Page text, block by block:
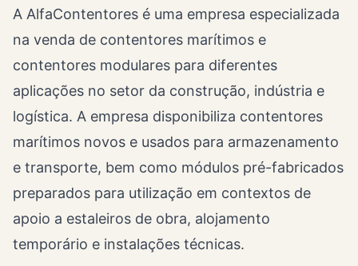
A AlfaContentores é uma empresa especializada
na venda de contentores marítimos e
contentores modulares para diferentes
aplicações no setor da construção, indústria e
logística. A empresa disponibiliza contentores
marítimos novos e usados para armazenamento
e transporte, bem como módulos pré-fabricados
preparados para utilização em contextos de
apoio a estaleiros de obra, alojamento
temporário e instalações técnicas.